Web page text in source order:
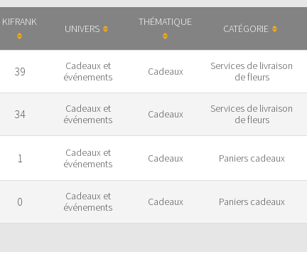
KIFRANK
UNIVERS
THÉMATIQUE
CATÉGORIE
39
Cadeaux et
événements
Cadeaux
Services de livraison
de fleurs
34
Cadeaux et
événements
Cadeaux
Services de livraison
de fleurs
1
Cadeaux et
événements
Cadeaux Paniers cadeaux
0
Cadeaux et
événements
Cadeaux Paniers cadeaux